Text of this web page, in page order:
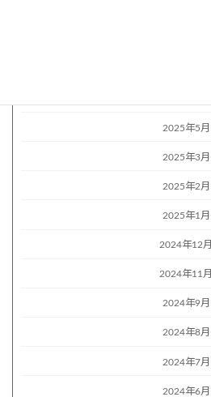
2025年5月
2025年3月
2025年2月
2025年1月
2024年12月
2024年11月
2024年9月
2024年8月
2024年7月
2024年6月